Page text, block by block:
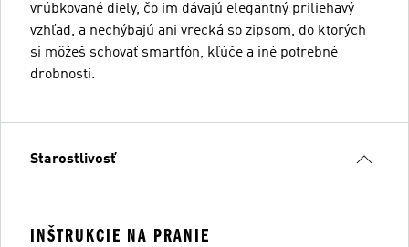
vrúbkované diely, čo im dávajú elegantný priliehavý
vzhľad, a nechýbajú ani vrecká so zipsom, do ktorých
si môžeš schovať smartfón, kľúče a iné potrebné
drobnosti.
Starostlivosť
INŠTRUKCIE NA PRANIE